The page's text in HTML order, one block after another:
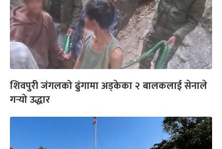
शिवपुरी जंगलको ढुंगामा अड्केका २ बालकलाई सेनाले
गर्‍यो उद्धार